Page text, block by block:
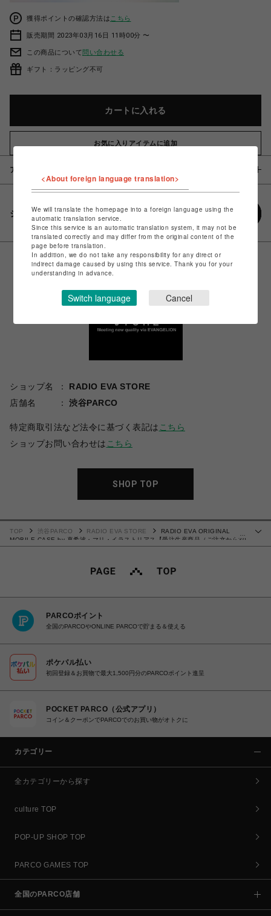
獲得ポイントの確認方法は こちら
販売期間 2023年03月16日 11時00分 〜
この商品について問い合わせる
ギフト：ラッピング不可
カートに入れる
お気に入りアイテムに追加
アイテム説明 / 素材
シェアする
ショップ名
RADIO EVA STORE
店舗名
渋谷PARCO
特定商取引法など法令に基づく表記は こちら
ショップお問い合わせは こちら
SHOP TOP
TOP 渋谷PARCO RADIO EVA STORE
RADIO EVA ORIGINAL
MOBILE CASE by 真希波・マリ・イラストリアス【受注生産商品（ご注文から30
～50日でお届け）】
PARCOポイント
全国のPARCOやONLINE PARCOで貯まる＆使える
ポケパル払い
初回登録＆お買物で最大1,500円分のPARCOポイント進呈
POCKET PARCO（公式アプリ）
コイン＆クーポンでPARCOでのお買い物がオトクに
カテゴリー
全カテゴリーから探す
culture TOP
POP-UP SHOP TOP
PARCO GAMES TOP
全国のPARCO店舗
<About foreign language translation>
We will translate the homepage into a foreign language using the
automatic translation service.
Since this service is an automatic translation system, it may not be
translated correctly and may differ from the original content of the
page before translation.
In addition, we do not take any responsibility for any direct or
indirect damage caused by using this service. Thank you for your
understanding in advance.
Switch language Cancel